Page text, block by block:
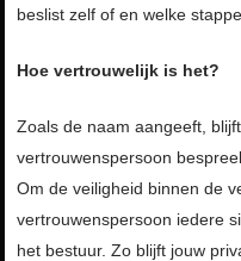
beslist zelf of en welke
Hoe vertrouwelijk is het?
Zoals de naam aangeeft,
vertrouwenspersoon
Om de veiligheid binnen de
vertrouwenspersoon iedere
het bestuur. Zo blijft jouw